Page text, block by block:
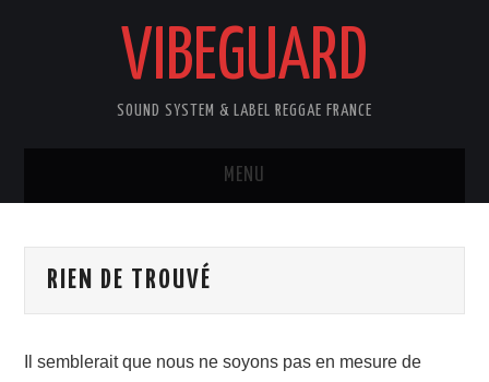
VIBEGUARD
SOUND SYSTEM & LABEL REGGAE FRANCE
MENU
NEWS
RIEN DE TROUVÉ
Il semblerait que nous ne soyons pas en mesure de